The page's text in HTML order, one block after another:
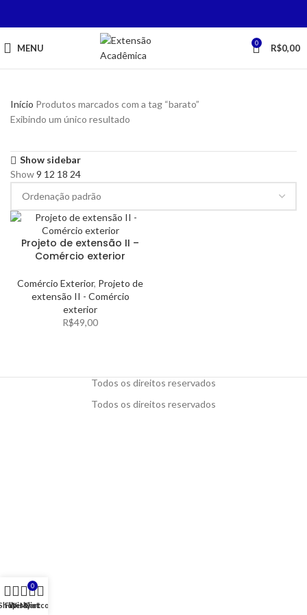
MENU 0 R$0,00
Início Produtos marcados com a tag “barato”
Exibindo um único resultado
Show sidebar
Show9 12 18 24
Projeto de extensão II –
Comércio exterior
Comércio Exterior, Projeto de
extensão II - Comércio
exterior
R$49,00
Todos os direitos reservados
Todos os direitos reservados
Filters
Wishlist
0
Cart
My account